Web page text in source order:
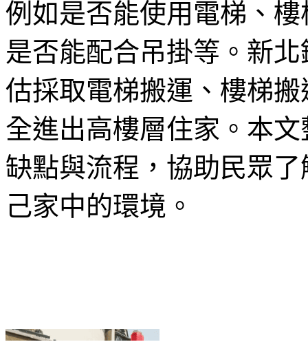
例如是否能使用電梯、
是否能配合吊掛等。新
估採取電梯搬運、樓梯
全進出高樓層住家。本
缺點與流程，協助民眾
己家中的環境。